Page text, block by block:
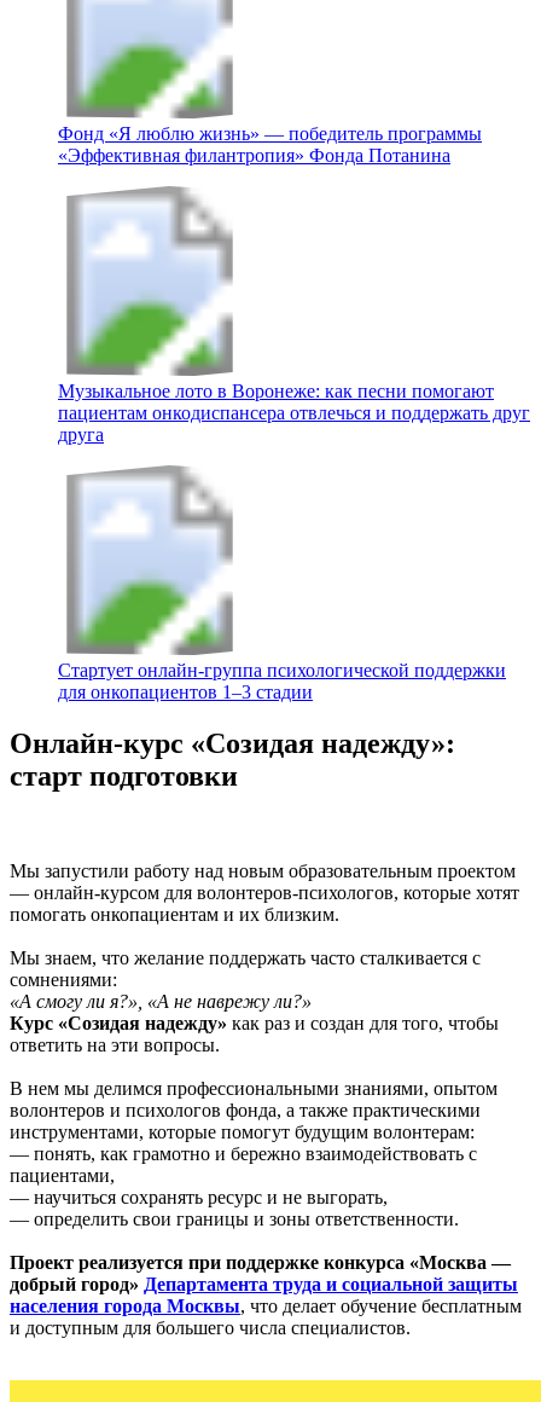
Фонд «Я люблю жизнь» — победитель программы
«Эффективная филантропия» Фонда Потанина
Музыкальное лото в Воронеже: как песни помогают
пациентам онкодиспансера отвлечься и поддержать друг
друга
Стартует онлайн‑группа психологической поддержки
для онкопациентов 1–3 стадии
Онлайн-курс «Созидая надежду»:
старт подготовки
Мы запустили работу над новым образовательным проектом
— онлайн-курсом для волонтеров-психологов, которые хотят
помогать онкопациентам и их близким.
Мы знаем, что желание поддержать часто сталкивается с
сомнениями:
«А смогу ли я?», «А не наврежу ли?»
Курс «Созидая надежду» как раз и создан для того, чтобы
ответить на эти вопросы.
В нем мы делимся профессиональными знаниями, опытом
волонтеров и психологов фонда, а также практическими
инструментами, которые помогут будущим волонтерам:
— понять, как грамотно и бережно взаимодействовать с
пациентами,
— научиться сохранять ресурс и не выгорать,
— определить свои границы и зоны ответственности.
Проект реализуется при поддержке конкурса «Москва —
добрый город» Департамента труда и социальной защиты
населения города Москвы, что делает обучение бесплатным
и доступным для большего числа специалистов.